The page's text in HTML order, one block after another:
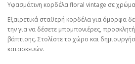
Υφασμάτινη κορδέλα floral vintage σε
Εξαιρετικά σταθερή κορδέλα για όμορφα
την για να δέσετε μπομπονιέρες,
βάπτισης. Στολίστε το χώρο και
κατασκευών.